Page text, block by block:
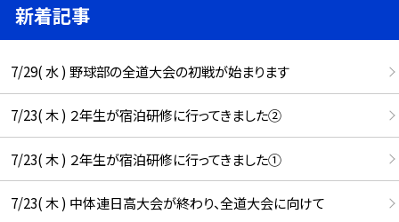
新着記事
7/29( 水 ) 野球部の全道大会の初戦が始まります
7/23( 木 ) ２年生が宿泊研修に行ってきました②
7/23( 木 ) ２年生が宿泊研修に行ってきました①
7/23( 木 ) 中体連日高大会が終わり、全道大会に向けて